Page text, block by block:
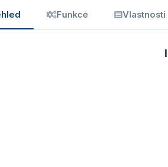
Funkce Vlastnosti